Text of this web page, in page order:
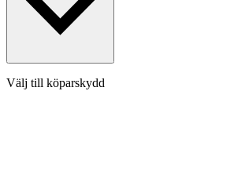
Välj till köparskydd